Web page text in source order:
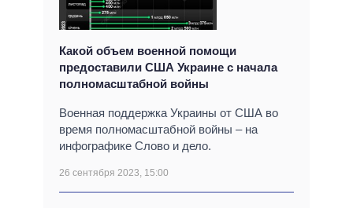
Какой объем военной помощи
предоставили США Украине с начала
полномасштабной войны
Военная поддержка Украины от США во
время полномасштабной войны – на
инфографике Слово и дело.
26 сентября 2023, 15:00